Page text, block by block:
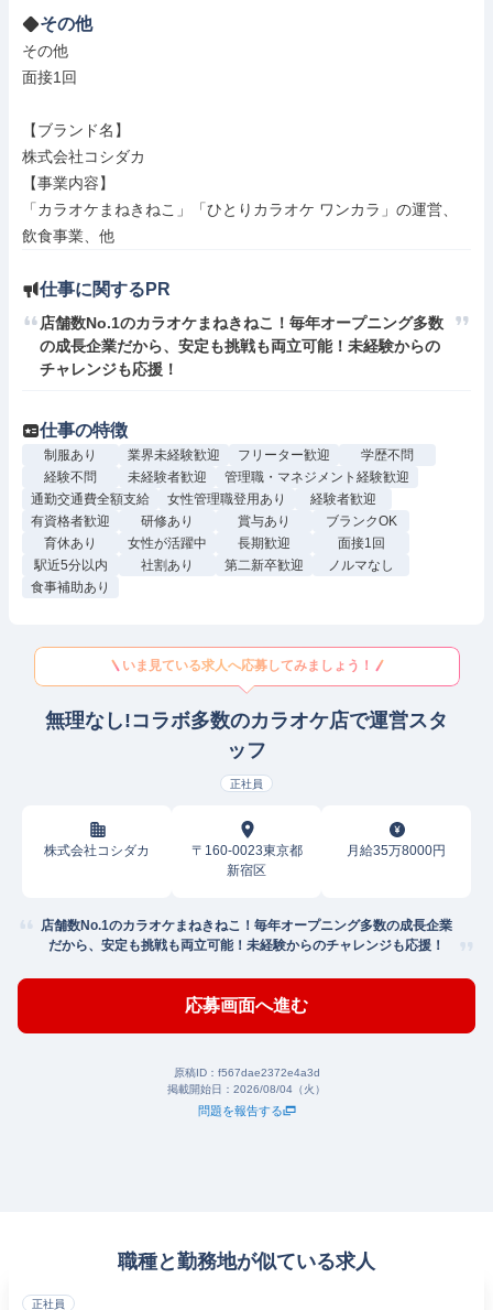
その他
その他
面接1回
【ブランド名】
株式会社コシダカ
【事業内容】
「カラオケまねきねこ」「ひとりカラオケ ワンカラ」の運営、
飲食事業、他
仕事に関するPR
店舗数No.1のカラオケまねきねこ！毎年オープニング多数
の成長企業だから、安定も挑戦も両立可能！未経験からの
チャレンジも応援！
仕事の特徴
制服あり 業界未経験歓迎 フリーター歓迎
学歴不問
経験不問
未経験者歓迎
管理職・マネジメント経験歓迎
通勤交通費全額支給
女性管理職登用あり
経験者歓迎
有資格者歓迎
研修あり 賞与あり
ブランクOK
育休あり
女性が活躍中 長期歓迎
面接1回
駅近5分以内
社割あり 第二新卒歓迎
ノルマなし
食事補助あり
いま見ている求人へ応募してみましょう！
無理なし!コラボ多数のカラオケ店で運営スタ
ッフ
正社員
株式会社コシダカ
〒160-0023東京都
新宿区
月給35万8000円
店舗数No.1のカラオケまねきねこ！毎年オープニング多数の成長企業
だから、安定も挑戦も両立可能！未経験からのチャレンジも応援！
応募画面へ進む
原稿ID： f567dae2372e4a3d
掲載開始日： 2026/08/04（火）
問題を報告する
職種と勤務地が似ている求人
正社員